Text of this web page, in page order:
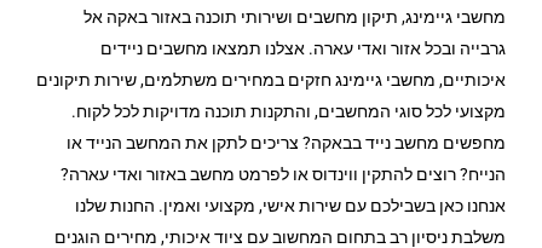
מחשבי גיימינג, תיקון מחשבים ושירותי תוכנה באזור באקה אל
גרבייה ובכל אזור ואדי עארה. אצלנו תמצאו מחשבים ניידים
איכותיים, מחשבי גיימינג חזקים במחירים משתלמים, שירות תיקונים
מקצועי לכל סוגי המחשבים, והתקנות תוכנה מדויקות לכל לקוח.
מחפשים מחשב נייד בבאקה? צריכים לתקן את המחשב הנייד או
הנייח? רוצים להתקין ווינדוס או לפרמט מחשב באזור ואדי עארה?
אנחנו כאן בשבילכם עם שירות אישי, מקצועי ואמין. החנות שלנו
משלבת ניסיון רב בתחום המחשוב עם ציוד איכותי, מחירים הוגנים